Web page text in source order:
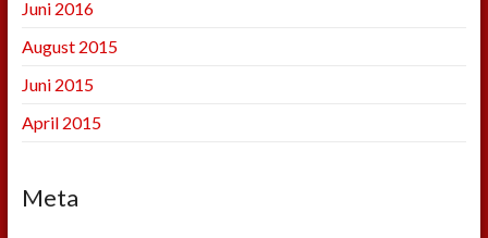
Juni 2016
August 2015
Juni 2015
April 2015
Meta